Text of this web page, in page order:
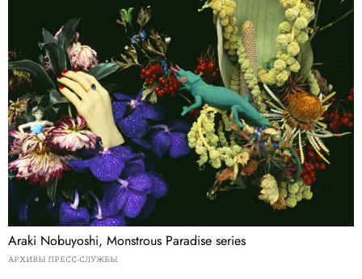
Araki Nobuyoshi, Monstrous Paradise series
АРХИВЫ ПРЕСС-СЛУЖБЫ